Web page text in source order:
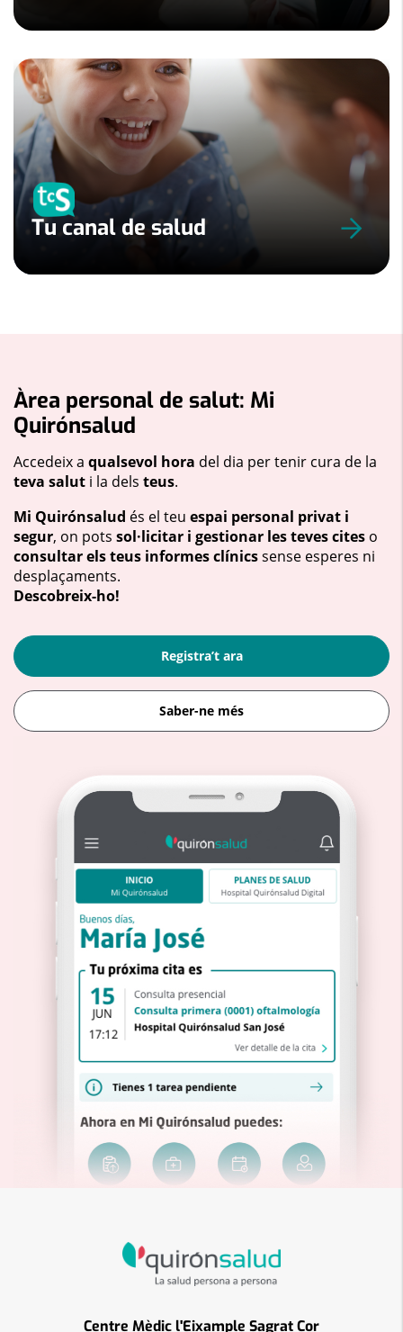
Tu canal de salud
Àrea personal de salut: Mi
Quirónsalud
Accedeix a qualsevol hora del dia per tenir cura de la
teva salut i la dels teus.
Mi Quirónsalud és el teu espai personal privat i
segur, on pots sol·licitar i gestionar les teves cites o
consultar els teus informes clínicssense esperes ni
desplaçaments.
Descobreix-ho!
Registra’t ara
Saber-ne més
Centre Mèdic l'Eixample Sagrat Cor